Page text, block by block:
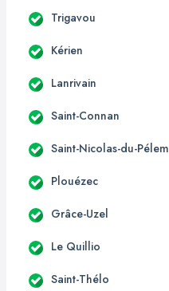
Trigavou
Kérien
Lanrivain
Saint-Connan
Saint-Nicolas-du-Pélem
Plouézec
Grâce-Uzel
Le Quillio
Saint-Thélo